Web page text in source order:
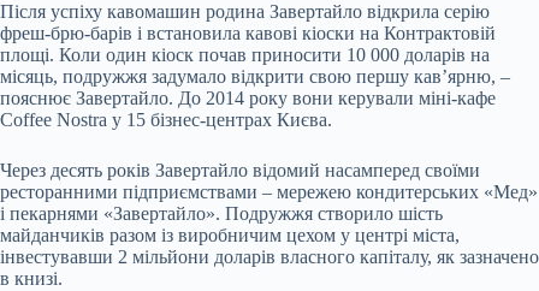
Після успіху кавомашин родина Завертайло відкрила серію
фреш-брю-барів і встановила кавові кіоски на Контрактовій
площі. Коли один кіоск почав приносити 10 000 доларів на
місяць, подружжя задумало відкрити свою першу кав’ярню, –
пояснює Завертайло. До 2014 року вони керували міні-кафе
Coffee Nostra у 15 бізнес-центрах Києва.
Через десять років Завертайло відомий насамперед своїми
ресторанними підприємствами – мережею кондитерських «Мед»
і пекарнями «Завертайло». Подружжя створило шість
майданчиків разом із виробничим цехом у центрі міста,
інвестувавши 2 мільйони доларів власного капіталу, як зазначено
в книзі.